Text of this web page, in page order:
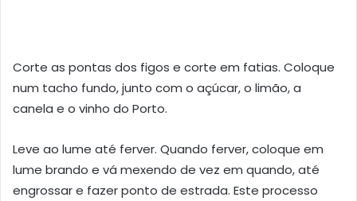
Corte as pontas dos figos e corte em fatias. Coloque
num tacho fundo, junto com o açúcar, o limão, a
canela e o vinho do Porto.
Leve ao lume até ferver. Quando ferver, coloque em
lume brando e vá mexendo de vez em quando, até
engrossar e fazer ponto de estrada. Este processo